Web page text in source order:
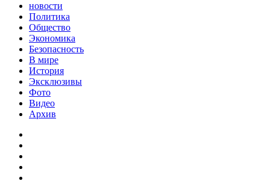
новости
Политика
Общество
Экономика
Безопасность
В мире
История
Эксклюзивы
Фото
Видео
Архив